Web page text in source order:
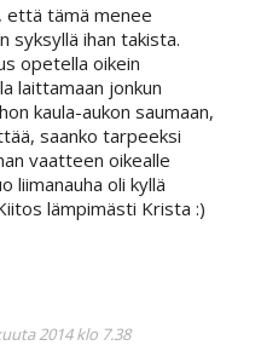
että tämä menee
syksyllä ihan takista.
opetella oikein
laittamaan jonkun
kaula-aukon saumaan,
saanko tarpeeksi
vaatteen oikealle
liimanauha oli kyllä
lämpimästi Krista :)
2014 klo 7.38